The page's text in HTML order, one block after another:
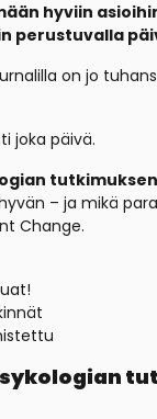
hyviin
perustuvalla
on jo
joka päivä.
– ja mikä
Change.